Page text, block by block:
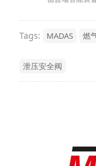
Tags: MADAS 燃
泄压安全阀